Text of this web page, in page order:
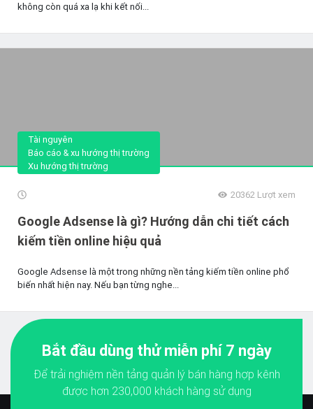
không còn quá xa lạ khi kết nối...
Tài nguyên
Báo cáo & xu hướng thị trường
Xu hướng thị trường
20362 Lượt xem
Google Adsense là gì? Hướng dẫn chi tiết cách
kiếm tiền online hiệu quả
Google Adsense là một trong những nền tảng kiếm tiền online phổ
biến nhất hiện nay. Nếu bạn từng nghe...
Bắt đầu dùng thử miễn phí 7 ngày
Để trải nghiệm nền tảng quản lý bán hàng hợp kênh
được hơn 230,000 khách hàng sử dụng